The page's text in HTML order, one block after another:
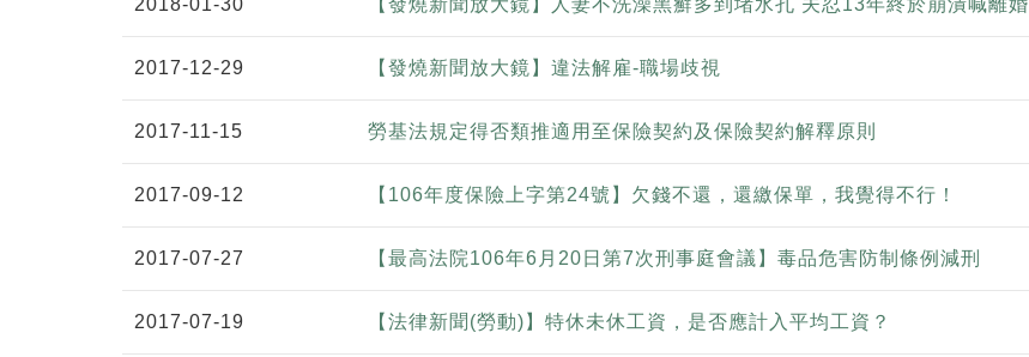
2017-12-29 【發燒新聞放大鏡】違法解雇-職場歧視
2017-11-15 勞基法規定得否類推適用至保險契約及保險契約解釋原則
2017-09-12 【106年度保險上字第24號】欠錢不還，還繳保單，我覺得不行！
2017-07-27 【最高法院106年6月20日第7次刑事庭會議】毒品危害防制條例減刑
2017-07-19 【法律新聞(勞動)】特休未休工資，是否應計入平均工資？